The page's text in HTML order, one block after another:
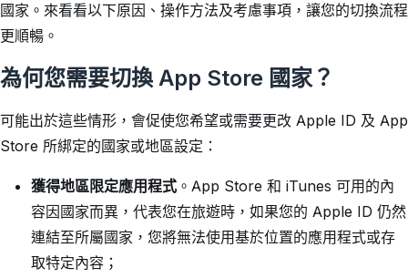
國家。來看看以下原因、操作方法及考慮事項，讓您的切換流程
更順暢。
為何您需要切換 App Store 國家？
可能出於這些情形，會促使您希望或需要更改 Apple ID 及 App
Store 所綁定的國家或地區設定：
獲得地區限定應用程式。App Store 和 iTunes 可用的內
容因國家而異，代表您在旅遊時，如果您的 Apple ID 仍然
連結至所屬國家，您將無法使用基於位置的應用程式或存
取特定內容；